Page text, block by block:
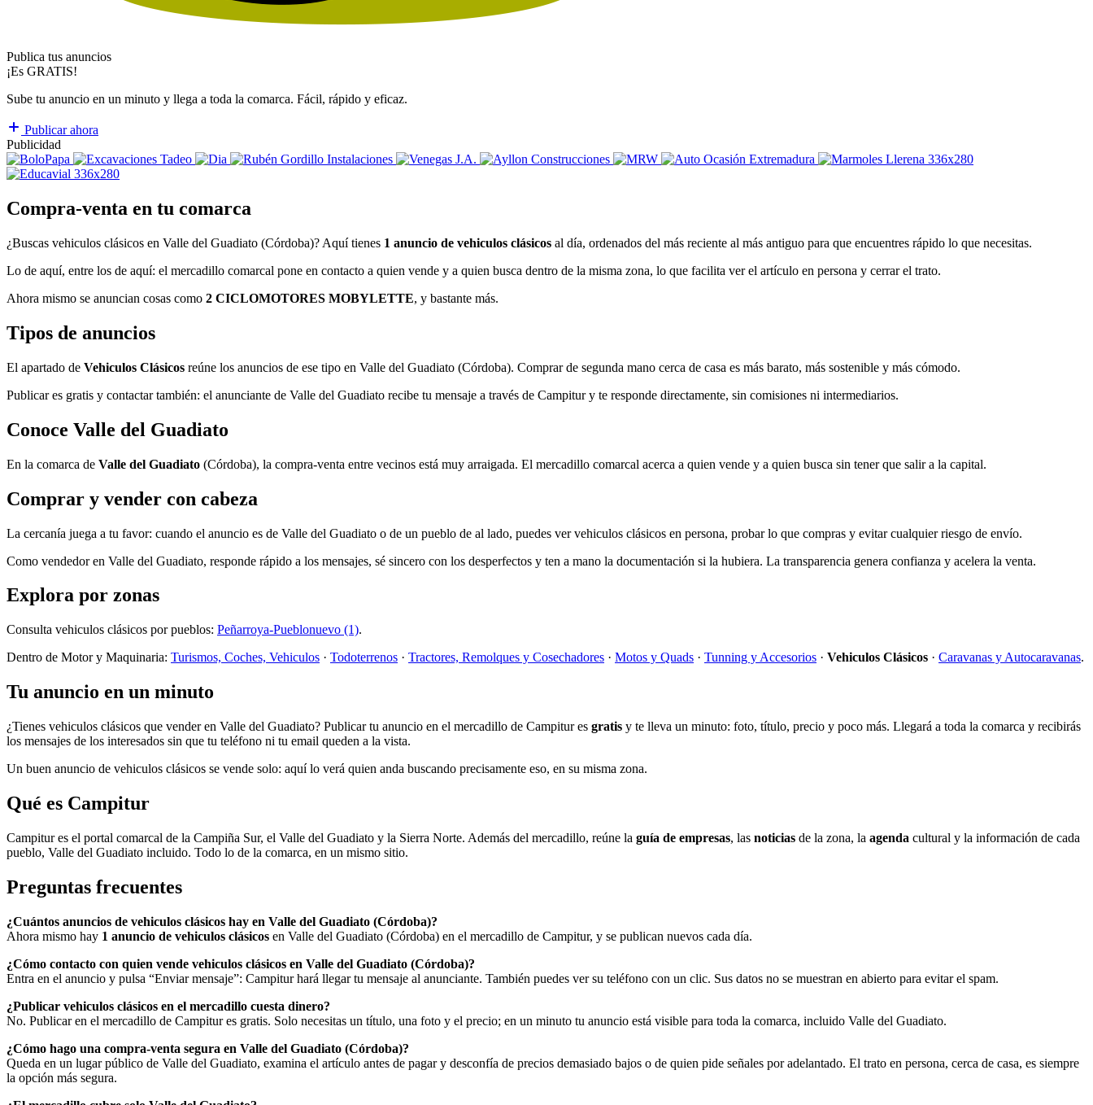
Publica tus anuncios
¡Es GRATIS!
Sube tu anuncio en un minuto y llega a toda la comarca. Fácil, rápido y eficaz.
Publicar ahora
Publicidad
Compra-venta en tu comarca
¿Buscas vehiculos clásicos en Valle del Guadiato (Córdoba)? Aquí tienes 1 anuncio de vehiculos clásicos al día, ordenados del más reciente al más antiguo para que encuentres rápido lo que necesitas.
Lo de aquí, entre los de aquí: el mercadillo comarcal pone en contacto a quien vende y a quien busca dentro de la misma zona, lo que facilita ver el artículo en persona y cerrar el trato.
Ahora mismo se anuncian cosas como 2 CICLOMOTORES MOBYLETTE, y bastante más.
Tipos de anuncios
El apartado de Vehiculos Clásicos reúne los anuncios de ese tipo en Valle del Guadiato (Córdoba). Comprar de segunda mano cerca de casa es más barato, más sostenible y más cómodo.
Publicar es gratis y contactar también: el anunciante de Valle del Guadiato recibe tu mensaje a través de Campitur y te responde directamente, sin comisiones ni intermediarios.
Conoce Valle del Guadiato
En la comarca de Valle del Guadiato (Córdoba), la compra-venta entre vecinos está muy arraigada. El mercadillo comarcal acerca a quien vende y a quien busca sin tener que salir a la capital.
Comprar y vender con cabeza
La cercanía juega a tu favor: cuando el anuncio es de Valle del Guadiato o de un pueblo de al lado, puedes ver vehiculos clásicos en persona, probar lo que compras y evitar cualquier riesgo de envío.
Como vendedor en Valle del Guadiato, responde rápido a los mensajes, sé sincero con los desperfectos y ten a mano la documentación si la hubiera. La transparencia genera confianza y acelera la venta.
Explora por zonas
Consulta vehiculos clásicos por pueblos: Peñarroya-Pueblonuevo (1).
Dentro de Motor y Maquinaria: Turismos, Coches, Vehiculos · Todoterrenos · Tractores, Remolques y Cosechadores · Motos y Quads · Tunning y Accesorios · Vehiculos Clásicos · Caravanas y Autocaravanas.
Tu anuncio en un minuto
¿Tienes vehiculos clásicos que vender en Valle del Guadiato? Publicar tu anuncio en el mercadillo de Campitur es gratis y te lleva un minuto: foto, título, precio y poco más. Llegará a toda la comarca y recibirás
los mensajes de los interesados sin que tu teléfono ni tu email queden a la vista.
Un buen anuncio de vehiculos clásicos se vende solo: aquí lo verá quien anda buscando precisamente eso, en su misma zona.
Qué es Campitur
Campitur es el portal comarcal de la Campiña Sur, el Valle del Guadiato y la Sierra Norte. Además del mercadillo, reúne la guía de empresas, las noticias de la zona, la agenda cultural y la información de cada
pueblo, Valle del Guadiato incluido. Todo lo de la comarca, en un mismo sitio.
Preguntas frecuentes
¿Cuántos anuncios de vehiculos clásicos hay en Valle del Guadiato (Córdoba)?
Ahora mismo hay 1 anuncio de vehiculos clásicos en Valle del Guadiato (Córdoba) en el mercadillo de Campitur, y se publican nuevos cada día.
¿Cómo contacto con quien vende vehiculos clásicos en Valle del Guadiato (Córdoba)?
Entra en el anuncio y pulsa “Enviar mensaje”: Campitur hará llegar tu mensaje al anunciante. También puedes ver su teléfono con un clic. Sus datos no se muestran en abierto para evitar el spam.
¿Publicar vehiculos clásicos en el mercadillo cuesta dinero?
No. Publicar en el mercadillo de Campitur es gratis. Solo necesitas un título, una foto y el precio; en un minuto tu anuncio está visible para toda la comarca, incluido Valle del Guadiato.
¿Cómo hago una compra-venta segura en Valle del Guadiato (Córdoba)?
Queda en un lugar público de Valle del Guadiato, examina el artículo antes de pagar y desconfía de precios demasiado bajos o de quien pide señales por adelantado. El trato en persona, cerca de casa, es siempre
la opción más segura.